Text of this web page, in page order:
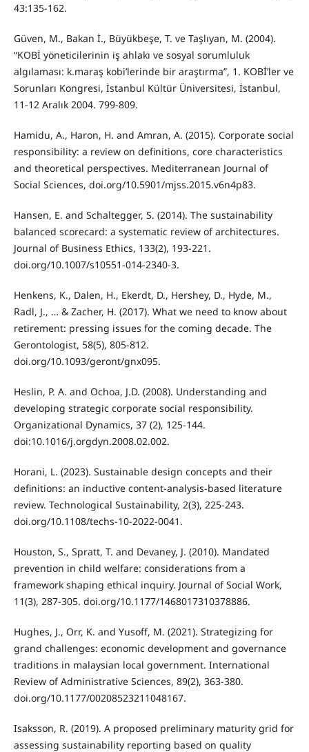
43:135-162.
Güven, M., Bakan İ., Büyükbeşe, T. ve Taşlıyan, M. (2004).
“KOBİ yöneticilerinin iş ahlakı ve sosyal sorumluluk
algılaması: k.maraş kobi’lerinde bir araştırma”, 1. KOBİ’ler ve
Sorunları Kongresi, İstanbul Kültür Üniversitesi, İstanbul,
11-12 Aralık 2004. 799-809.
Hamidu, A., Haron, H. and Amran, A. (2015). Corporate social
responsibility: a review on definitions, core characteristics
and theoretical perspectives. Mediterranean Journal of
Social Sciences, doi.org/10.5901/mjss.2015.v6n4p83.
Hansen, E. and Schaltegger, S. (2014). The sustainability
balanced scorecard: a systematic review of architectures.
Journal of Business Ethics, 133(2), 193-221.
doi.org/10.1007/s10551-014-2340-3.
Henkens, K., Dalen, H., Ekerdt, D., Hershey, D., Hyde, M.,
Radl, J., … & Zacher, H. (2017). What we need to know about
retirement: pressing issues for the coming decade. The
Gerontologist, 58(5), 805-812.
doi.org/10.1093/geront/gnx095.
Heslin, P. A. and Ochoa, J.D. (2008). Understanding and
developing strategic corporate social responsibility.
Organizational Dynamics, 37 (2), 125-144.
doi:10.1016/j.orgdyn.2008.02.002.
Horani, L. (2023). Sustainable design concepts and their
definitions: an inductive content-analysis-based literature
review. Technological Sustainability, 2(3), 225-243.
doi.org/10.1108/techs-10-2022-0041.
Houston, S., Spratt, T. and Devaney, J. (2010). Mandated
prevention in child welfare: considerations from a
framework shaping ethical inquiry. Journal of Social Work,
11(3), 287-305. doi.org/10.1177/1468017310378886.
Hughes, J., Orr, K. and Yusoff, M. (2021). Strategizing for
grand challenges: economic development and governance
traditions in malaysian local government. International
Review of Administrative Sciences, 89(2), 363-380.
doi.org/10.1177/00208523211048167.
Isaksson, R. (2019). A proposed preliminary maturity grid for
assessing sustainability reporting based on quality